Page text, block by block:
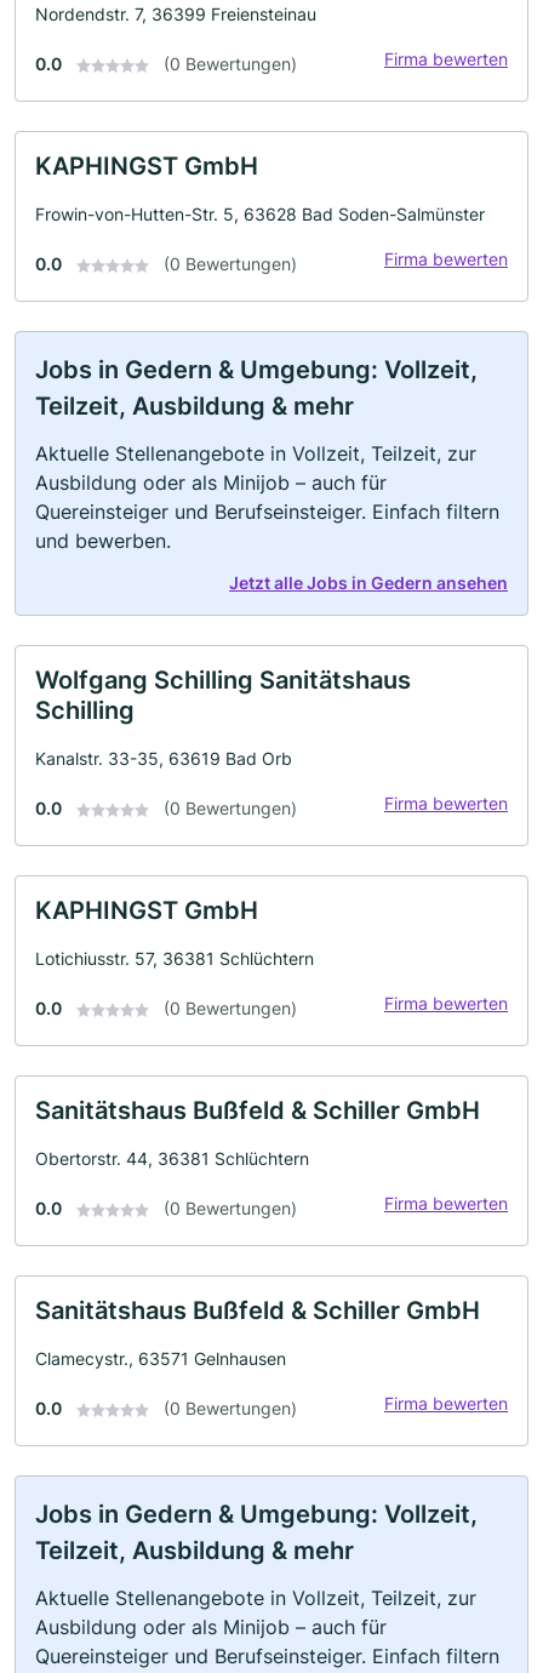
Nordendstr. 7, 36399 Freiensteinau
0.0 (0 Bewertungen) Firma bewerten
KAPHINGST GmbH
Frowin-von-Hutten-Str. 5, 63628 Bad Soden-Salmünster
0.0 (0 Bewertungen) Firma bewerten
Jobs in Gedern & Umgebung: Vollzeit,
Teilzeit, Ausbildung & mehr
Aktuelle Stellenangebote in Vollzeit, Teilzeit, zur
Ausbildung oder als Minijob – auch für
Quereinsteiger und Berufseinsteiger. Einfach filtern
und bewerben.
Jetzt alle Jobs in Gedern ansehen
Wolfgang Schilling Sanitätshaus
Schilling
Kanalstr. 33-35, 63619 Bad Orb
0.0 (0 Bewertungen) Firma bewerten
KAPHINGST GmbH
Lotichiusstr. 57, 36381 Schlüchtern
0.0 (0 Bewertungen) Firma bewerten
Sanitätshaus Bußfeld & Schiller GmbH
Obertorstr. 44, 36381 Schlüchtern
0.0 (0 Bewertungen) Firma bewerten
Sanitätshaus Bußfeld & Schiller GmbH
Clamecystr., 63571 Gelnhausen
0.0 (0 Bewertungen) Firma bewerten
Jobs in Gedern & Umgebung: Vollzeit,
Teilzeit, Ausbildung & mehr
Aktuelle Stellenangebote in Vollzeit, Teilzeit, zur
Ausbildung oder als Minijob – auch für
Quereinsteiger und Berufseinsteiger. Einfach filtern